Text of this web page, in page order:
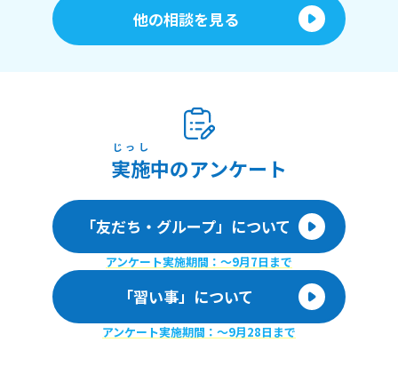
他の相談を見る
実施
じっし
中のアンケート
「友だち・グループ」について
アンケート実施期間：〜9月7日まで
「習い事」について
アンケート実施期間：〜9月28日まで